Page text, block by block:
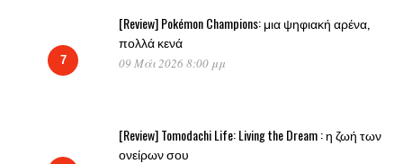
7
[Review] Pokémon Champions: μια ψηφιακή αρένα,
πολλά κενά
09 Μάι 2026 8:00 μμ
[Review] Tomodachi Life: Living the Dream : η ζωή των
ονείρων σου